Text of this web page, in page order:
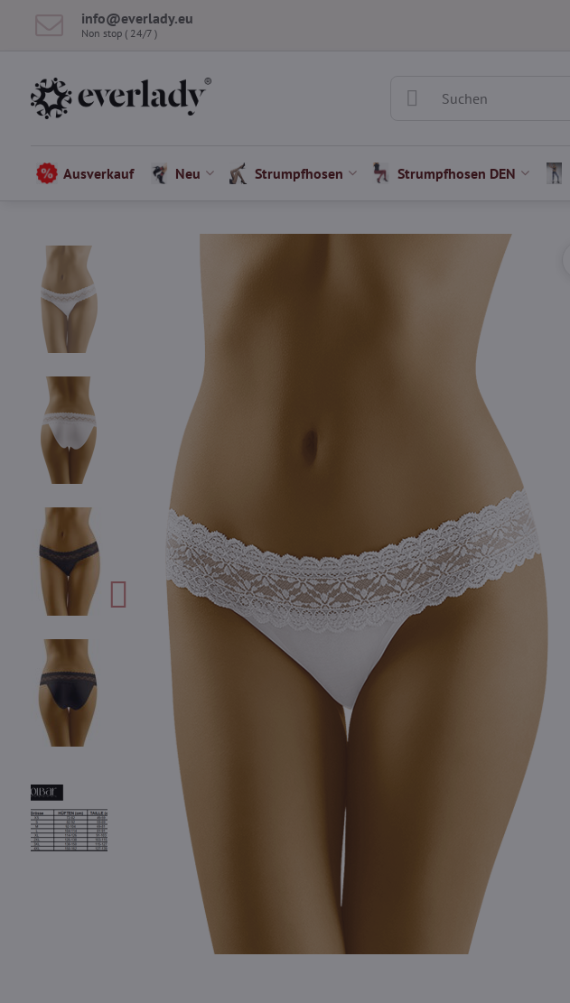
info​​@everlady​​.eu
Non stop ( 24/7 )
Ausverkauf Neu Strumpfhosen Strumpfhosen DEN